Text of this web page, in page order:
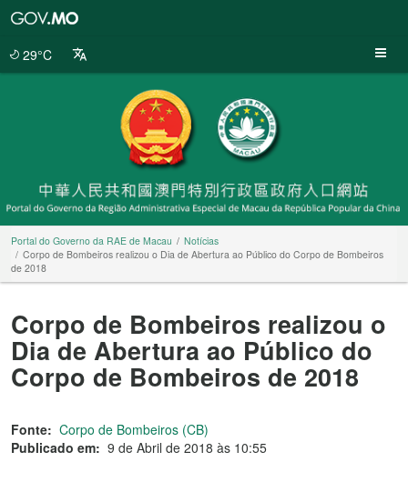
29°C
Portal do Governo da RAE de Macau
Notícias
Corpo de Bombeiros realizou o Dia de Abertura ao Público do Corpo de Bombeiros
de 2018
Corpo de Bombeiros realizou o
Dia de Abertura ao Público do
Corpo de Bombeiros de 2018
Fonte: Corpo de Bombeiros (CB)
Publicado em: 9 de Abril de 2018 às 10:55